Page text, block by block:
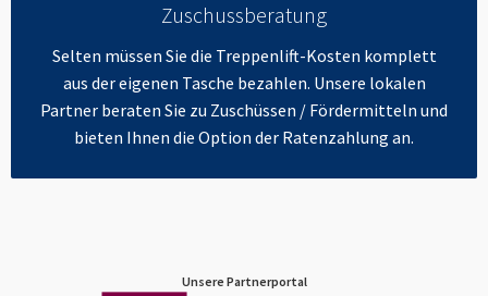
Zuschussberatung
Selten müssen Sie die Treppenlift-Kosten komplett
aus der eigenen Tasche bezahlen. Unsere lokalen
Partner beraten Sie zu Zuschüssen / Fördermitteln und
bieten Ihnen die Option der Ratenzahlung an.
Unsere Partnerportal